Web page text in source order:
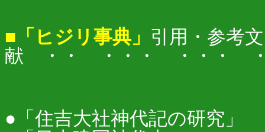
■「ヒジリ事典」 引用・参考文
献 ・・ ・・・ ・・・
●「住吉大社